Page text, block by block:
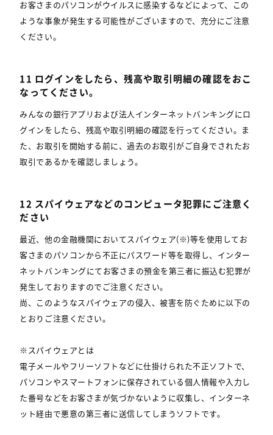
お客さまのパソコンがウイルスに感染するなどによって、この
ような事象が発生する可能性がございますので、充分にご注意
ください。
11 ログインをしたら、残高や取引明細の確認をおこ
なってください。
みんなの銀行アプリおよび法人インターネットバンキングにロ
グインをしたら、残高や取引明細の確認を行ってください。ま
た、お取引を開始する前に、過去のお取引がご自身でされたお
取引であるかを確認しましょう。
12 スパイウェアなどのコンピュータ犯罪にご注意く
ださい
最近、他の金融機関においてスパイウェア(※)等を使用してお
客さまのパソコンから不正にパスワード等を取得し、インター
ネットバンキングにてお客さまの預金を第三者に振込む犯罪が
発生しておりますのでご注意ください。
尚、このようなスパイウェアの侵入、被害を防ぐために以下の
とおりご注意ください。
※スパイウェアとは
電子メールやフリーソフトなどに仕掛けられた不正ソフトで、
パソコンやスマートフォンに保存されている個人情報や入力し
た番号などをお客さまが気づかないように収集し、インターネ
ット経由で悪意の第三者に送信してしまうソフトです。